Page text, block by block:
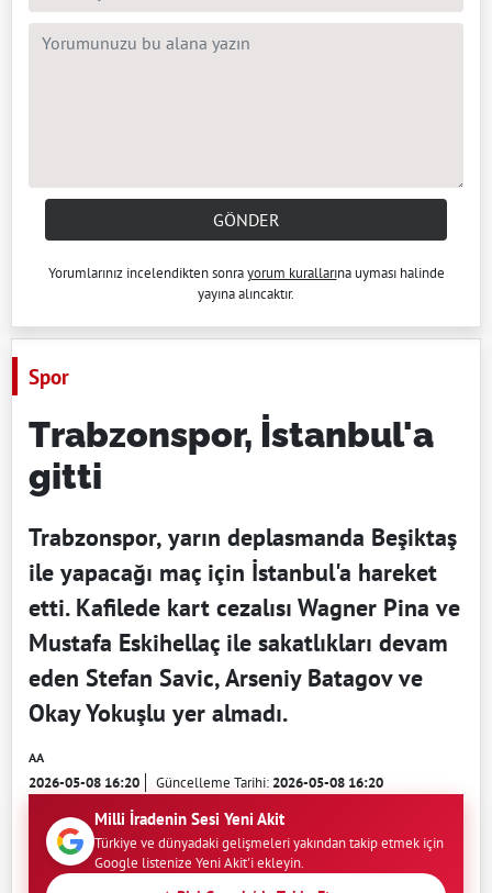
GÖNDER
Yorumlarınız incelendikten sonrayorum kurallarına uyması halinde
yayına alıncaktır.
Spor
Trabzonspor, İstanbul'a
gitti
Trabzonspor, yarın deplasmanda Beşiktaş
ile yapacağı maç için İstanbul'a hareket
etti. Kafilede kart cezalısı Wagner Pina ve
Mustafa Eskihellaç ile sakatlıkları devam
eden Stefan Savic, Arseniy Batagov ve
Okay Yokuşlu yer almadı.
AA
2026-05-08 16:20 Güncelleme Tarihi:2026-05-08 16:20
Milli İradenin Sesi Yeni Akit
Türkiye ve dünyadaki gelişmeleri yakından takip etmek için
Google listenize Yeni Akit'i ekleyin.